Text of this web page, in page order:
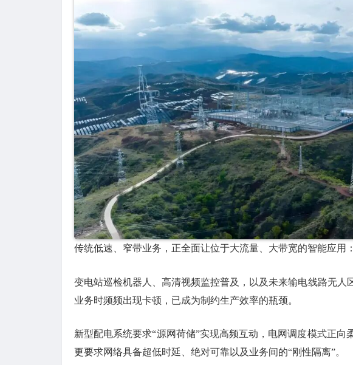
传统低速、窄带业务，正全面让位于大流量、大带宽的智能应用：
变电站巡检机器人、高清视频监控普及，以及未来输电线路无
业务时频频出现卡顿，已成为制约生产效率的瓶颈。
新型配电系统要求“源网荷储”实现高频互动，电网调度模式正
更要求网络具备超低时延、绝对可靠以及业务间的“刚性隔离”。